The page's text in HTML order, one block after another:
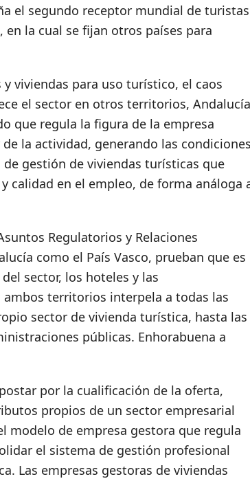
el segundo receptor mundial de turistas
la cual se fijan otros países para
viviendas para uso turístico, el caos
el sector en otros territorios, Andalucía
que regula la figura de la empresa
la actividad, generando las
gestión de viviendas turísticas que
calidad en el empleo, de forma análoga
Regulatorios y Relaciones
como el País Vasco, prueban que es
sector, los hoteles y las
territorios interpela a todas las
sector de vivienda turística, hasta las
públicas. Enhorabuena a
por la cualificación de la oferta,
propios de un sector empresarial
modelo de empresa gestora que regula
el sistema de gestión profesional
Las empresas gestoras de viviendas